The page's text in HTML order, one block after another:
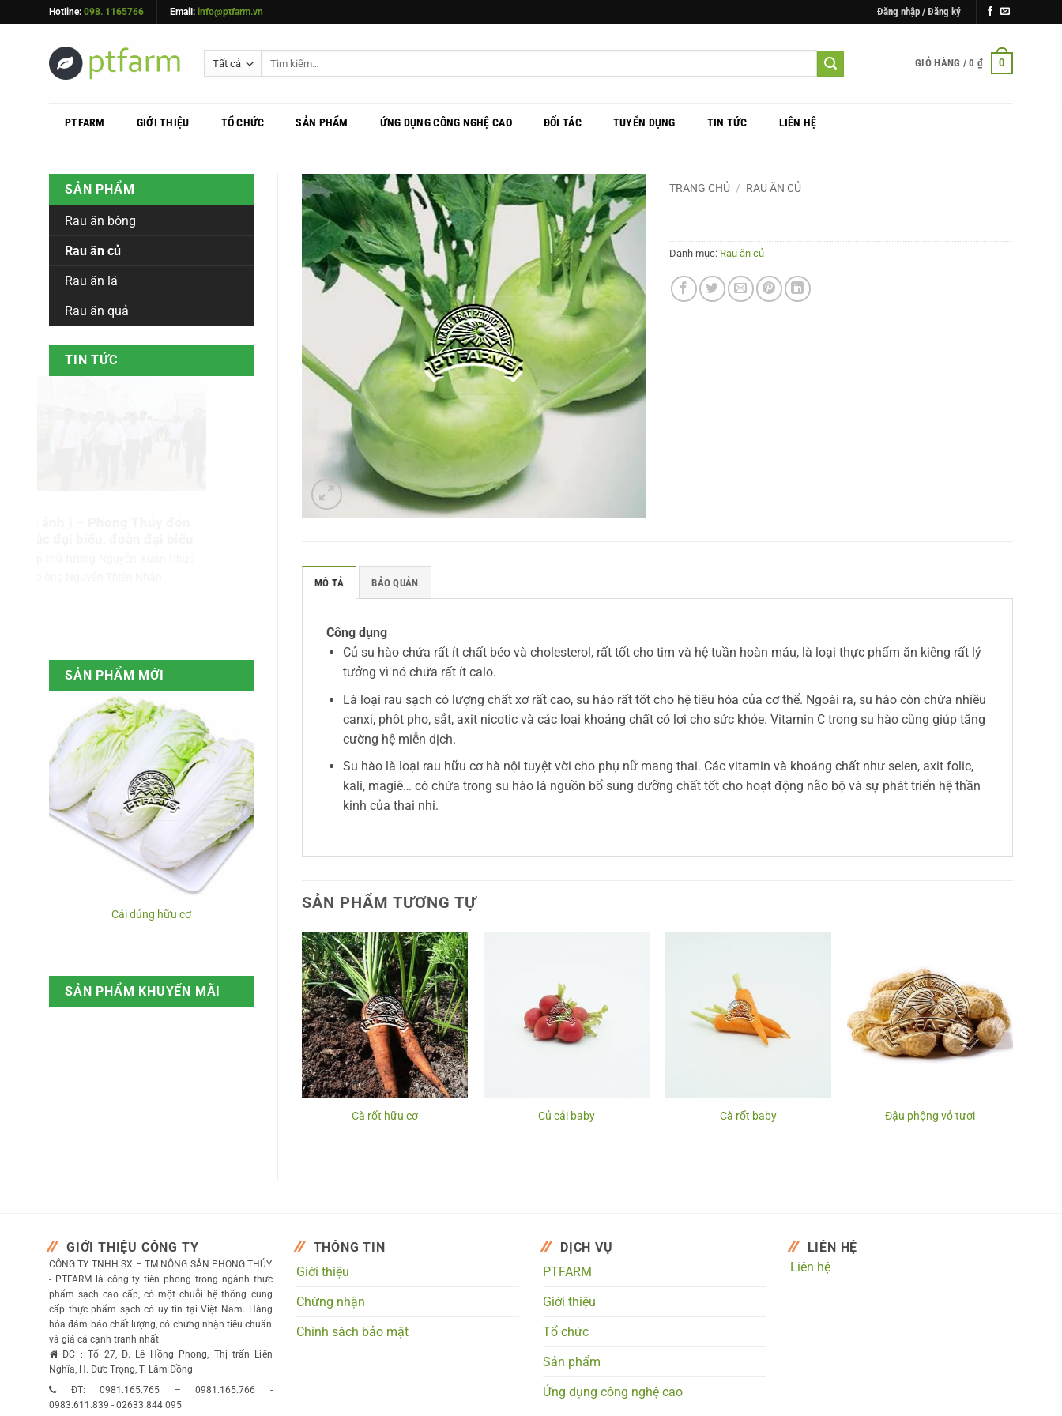
qua
Hotline: 098. 1165766 Email: info@ptfarm.vn Đăng nhập / Đăng ký
GIỎ HÀNG /0 ₫ 0
PTFARM GIỚI THIỆU TỔ CHỨC SẢN PHẨM ỨNG DỤNG CÔNG NGHỆ CAO ĐỐI TÁC TUYỂN DỤNG TIN TỨC LIÊN HỆ
TRANG CHỦ / RAU ĂN CỦ
Danh mục: Rau ăn củ
MÔ TẢ BẢO QUẢN
Công dụng
Củ su hào chứa rất ít chất béo và cholesterol, rất tốt cho tim và hệ tuần hoàn máu, là loại thực phẩm ăn kiêng rất lý
tưởng vì nó chứa rất ít calo.
Là loại rau sạch có lượng chất xơ rất cao, su hào rất tốt cho hệ tiêu hóa của cơ thể. Ngoài ra, su hào còn chứa nhiều
canxi, phôt pho, sắt, axit nicotic và các loại khoáng chất có lợi cho sức khỏe. Vitamin C trong su hào cũng giúp tăng
cường hệ miễn dịch.
Su hào là loại rau hữu cơ hà nội tuyệt vời cho phụ nữ mang thai. Các vitamin và khoáng chất như selen, axit folic,
kali, magiê… có chứa trong su hào là nguồn bổ sung dưỡng chất tốt cho hoạt động não bộ và sự phát triển hệ thần
kinh của thai nhi.
SẢN PHẨM TƯƠNG TỰ
Cà rốt hữu cơ Củ cải baby Cà rốt baby Đậu phộng vỏ tươi
SẢN PHẨM
Rau ăn bông
Rau ăn củ
Rau ăn lá
Rau ăn quả
TIN TỨC
Công ty TNHH Trang trại Nông
Lâm Đồng được ví như “Thủ phủ” của
Thủ tướng thăm mô hình sản
SẢN PHẨM MỚI
Cải dúng hữu cơ
SẢN PHẨM KHUYẾN MÃI
GIỚI THIỆU CÔNG TY
CÔNG TY TNHH SX – TM NÔNG SẢN PHONG THÚY
- PTFARM là công ty tiên phong trong ngành thực
phẩm sạch cao cấp, có một chuỗi hệ thống cung
cấp thực phẩm sạch có uy tín tại Việt Nam. Hàng
hóa đảm bảo chất lượng, có chứng nhận tiêu chuẩn
và giá cả cạnh tranh nhất.
ĐC : Tổ 27, Đ. Lê Hồng Phong, Thị trấn Liên
Nghĩa, H. Đức Trọng, T. Lâm Đồng
ĐT: 0981.165.765 – 0981.165.766 -
0983.611.839 - 02633.844.095
THÔNG TIN
Giới thiệu
Chứng nhận
Chính sách bảo mật
DỊCH VỤ
PTFARM
Giới thiệu
Tổ chức
Sản phẩm
Ứng dụng công nghệ cao
LIÊN HỆ
Liên hệ